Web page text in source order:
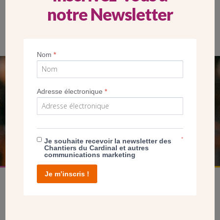
Caroline Morizot, accompagnée des autres lauréats du Grand
SEUL VOTRE DON
NOUS PERMET D’AGIR
FAIRE UN DON
notre Newsletter
Nom*
Adresse électronique*
Je souhaite recevoir la newsletter des
Chantiers du Cardinal et autres
communications marketing
*
Je m’inscris !